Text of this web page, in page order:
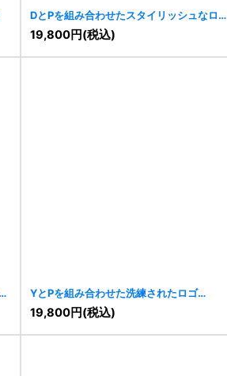
DとPを組み合わせたスタイリッシュなロゴ
[7831]
19,800円(税込)
YとPを組み合わせた洗練されたロゴ
[7805]
19,800円(税込)